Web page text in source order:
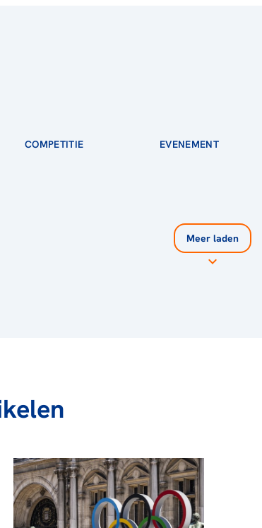
COMPETITIE EVENEMENT
Meer laden